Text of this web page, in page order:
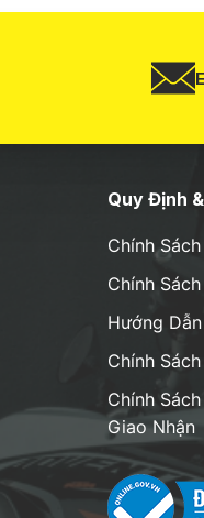
Quy Định
Chính
Chính
Hướng
Chính
Chính
Giao Nhận